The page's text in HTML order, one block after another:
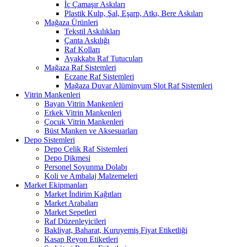
İç Çamaşır Askıları
Plastik Kulp, Şal, Eşarp, Atkı, Bere Askıları
Mağaza Ürünleri
Tekstil Askılıkları
Çanta Askılığı
Raf Kolları
Ayakkabı Raf Tutucuları
Mağaza Raf Sistemleri
Eczane Raf Sistemleri
Mağaza Duvar Alüminyum Slot Raf Sistemleri
Vitrin Mankenleri
Bayan Vitrin Mankenleri
Erkek Vitrin Mankenleri
Çocuk Vitrin Mankenleri
Büst Manken ve Aksesuarları
Depo Sistemleri
Depo Çelik Raf Sistemleri
Depo Dikmesi
Personel Soyunma Dolabı
Koli ve Ambalaj Malzemeleri
Market Ekipmanları
Market İndirim Kağıtları
Market Arabaları
Market Sepetleri
Raf Düzenleyicileri
Bakliyat, Baharat, Kuruyemiş Fiyat Etiketliği
Kasap Reyon Etiketleri